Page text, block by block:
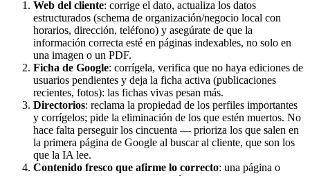
Web del cliente: corrige el dato, actualiza los datos
estructurados (schema de organización/negocio local con
horarios, dirección, teléfono) y asegúrate de que la
información correcta esté en páginas indexables, no solo en
una imagen o un PDF.
Ficha de Google: corrígela, verifica que no haya ediciones de
usuarios pendientes y deja la ficha activa (publicaciones
recientes, fotos): las fichas vivas pesan más.
Directorios: reclama la propiedad de los perfiles importantes
y corrígelos; pide la eliminación de los que estén muertos. No
hace falta perseguir los cincuenta — prioriza los que salen en
la primera página de Google al buscar al cliente, que son los
que la IA lee.
Contenido fresco que afirme lo correcto: una página o